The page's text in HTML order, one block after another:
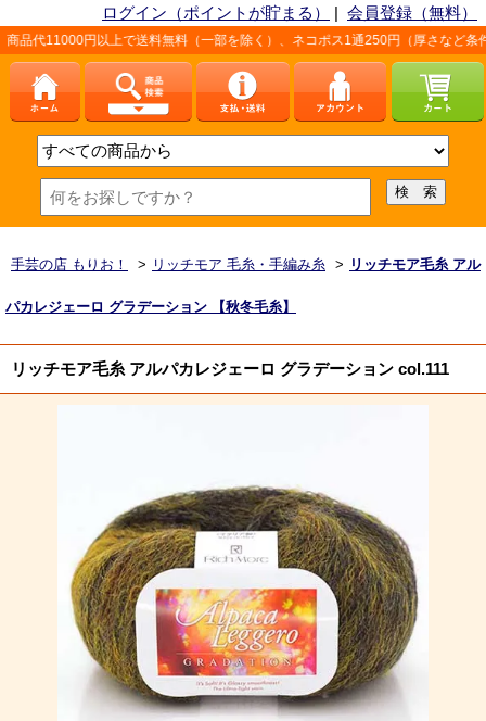
ログイン（ポイントが貯まる） | 会員登録（無料）
で送料無料（一部を除く）、ネコポス1通250円（厚さなど条件あり）。詳しく
手芸の店 もりお！ > リッチモア 毛糸・手編み糸 > リッチモア毛糸 アル
パカレジェーロ グラデーション 【秋冬毛糸】
リッチモア毛糸 アルパカレジェーロ グラデーション col.111